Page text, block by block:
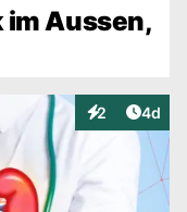
im Aussen,
2
Interaktionen
4d